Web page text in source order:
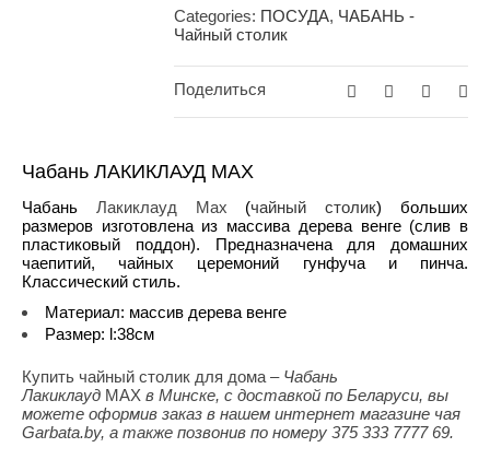
Categories: ПОСУДА, ЧАБАНЬ -
Чайный столик
Поделиться
Чабань ЛАКИКЛАУД MAX
Чабань Лакиклауд Max (чайный столик) больших
размеров изготовлена из массива дерева венге (слив в
пластиковый поддон). Предназначена для домашних
чаепитий, чайных церемоний гунфуча и пинча.
Классический стиль.
Материал: массив дерева венге
Размер: l:38см
Купить чайный столик для дома – Чабань
Лакиклауд MAX в Минске, с доставкой по Беларуси, вы
можете оформив заказ в нашем интернет магазине чая
Garbata.by, а также позвонив по номеру 375 333 7777 69.